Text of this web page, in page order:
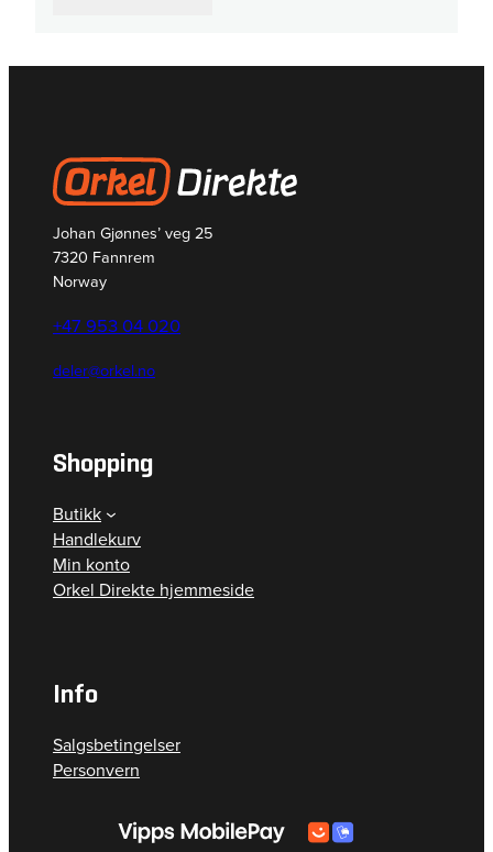
Johan Gjønnes’ veg 25
7320 Fannrem
Norway
+47 953 04 020
deler@orkel.no
Shopping
Butikk
Handlekurv
Min konto
Orkel Direkte hjemmeside
Info
Salgsbetingelser
Personvern